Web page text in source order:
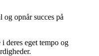
opnår succes på
deres eget tempo og